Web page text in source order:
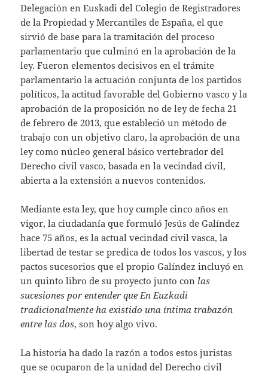
Delegación en Euskadi del Colegio de Registradores
de la Propiedad y Mercantiles de España, el que
sirvió de base para la tramitación del proceso
parlamentario que culminó en la aprobación de la
ley. Fueron elementos decisivos en el trámite
parlamentario la actuación conjunta de los partidos
políticos, la actitud favorable del Gobierno vasco y la
aprobación de la proposición no de ley de fecha 21
de febrero de 2013, que estableció un método de
trabajo con un objetivo claro, la aprobación de una
ley como núcleo general básico vertebrador del
Derecho civil vasco, basada en la vecindad civil,
abierta a la extensión a nuevos contenidos.
Mediante esta ley, que hoy cumple cinco años en
vigor, la ciudadanía que formuló Jesús de Galíndez
hace 75 años, es la actual vecindad civil vasca, la
libertad de testar se predica de todos los vascos, y los
pactos sucesorios que el propio Galíndez incluyó en
un quinto libro de su proyecto junto con las
sucesiones por entender que En Euzkadi
tradicionalmente ha existido una íntima trabazón
entre las dos, son hoy algo vivo.
La historia ha dado la razón a todos estos juristas
que se ocuparon de la unidad del Derecho civil